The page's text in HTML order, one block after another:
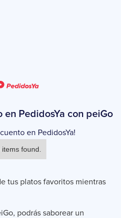
en PedidosYa con peiGo
en PedidosYa!
items found.
tus platos favoritos mientras
podrás saborear un